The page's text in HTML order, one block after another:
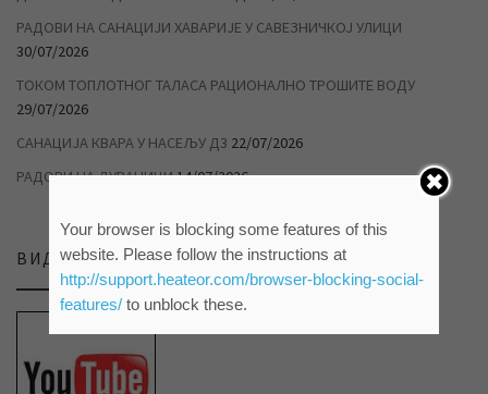
РАДОВИ НА САНАЦИЈИ ХАВАРИЈЕ У САВЕЗНИЧКОЈ УЛИЦИ
30/07/2026
ТОКОМ ТОПЛОТНОГ ТАЛАСА РАЦИОНАЛНО ТРОШИТЕ ВОДУ
29/07/2026
САНАЦИЈА КВАРА У НАСЕЉУ Д3 22/07/2026
РАДОВИ НА ДУВАНИЦИ14/07/2026
ВИДЕО ПРИЛОЗИ НА НАШЕМ ЈУТЈУБ КАНАЛУ
Your browser is blocking some features of this
website. Please follow the instructions at
http://support.heateor.com/browser-blocking-social-
features/to unblock these.